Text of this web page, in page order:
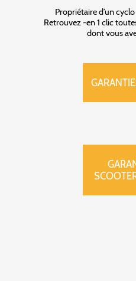
Propriétaire d’un
Retrouvez -en 1 clic
dont vous